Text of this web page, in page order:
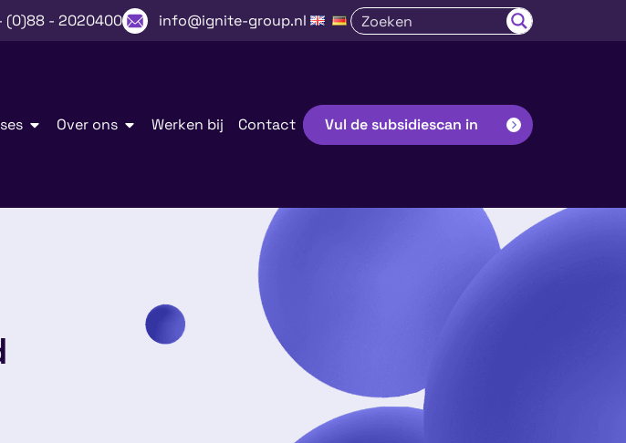
(0)88 - 2020400 info@ignite-group.nl
Over ons Werken bij Contact Vul de subsidiescan in